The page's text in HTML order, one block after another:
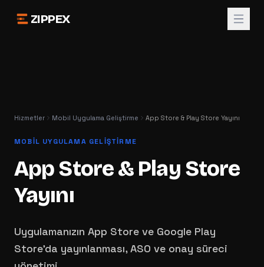
ZIPPEX
Hizmetler Mobil Uygulama Geliştirme App Store & Play Store Yayını
MOBIL UYGULAMA GELIŞTIRME
App Store & Play Store
Yayını
Uygulamanızın App Store ve Google Play
Store'da yayınlanması, ASO ve onay süreci